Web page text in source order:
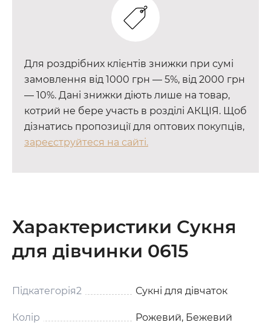
Для роздрібних клієнтів знижки при сумі
замовлення від 1000 грн — 5%, від 2000 грн
— 10%. Дані знижки діють лише на товар,
котрий не бере участь в розділі АКЦІЯ. Щоб
дізнатись пропозиції для оптових покупців,
зареєструйтеся на сайті.
Характеристики Сукня
для дівчинки 0615
Підкатегорія2 Сукні для дівчаток
Колір Рожевий, Бежевий